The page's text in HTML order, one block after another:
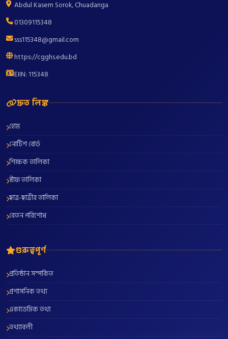
Abdul Kasem Sorok, Chuadanga
01309115348
sss115348@gmail.com
https://cgghs.edu.bd
EIIN: 115348
দ্রুত লিঙ্ক
হোম
নোটিশ বোর্ড
শিক্ষক তালিকা
স্টাফ তালিকা
ছাত্র-ছাত্রীর তালিকা
বেতন পরিশোধ
গুরুত্বপূর্ণ
প্রতিষ্ঠান সম্পর্কিত
প্রশাসনিক তথ্য
একাডেমিক তথ্য
তথ্যাবলী